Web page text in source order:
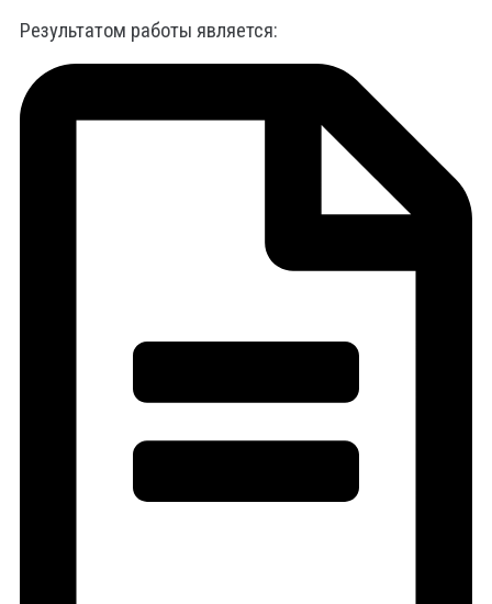
Результатом работы является: